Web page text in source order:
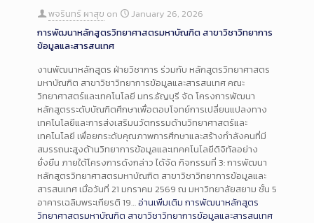
พจรินทร์ ผาสุข on
January 26, 2026
การพัฒนาหลักสูตรวิทยาศาสตรมหาบัณฑิต สาขาวิชาวิทยาการ
ข้อมูลและสารสนเทศ
งานพัฒนาหลักสูตร ฝ่ายวิชาการ ร่วมกับ หลักสูตรวิทยาศาสตร
มหาบัณฑิต สาขาวิชาวิทยาการข้อมูลและสารสนเทศ คณะ
วิทยาศาสตร์และเทคโนโลยี มทร.ธัญบุรี จัด โครงการพัฒนา
หลักสูตรระดับบัณฑิตศึกษาเพื่อตอบโจทย์การเปลี่ยนแปลงทาง
เทคโนโลยีและการส่งเสริมนวัตกรรมด้านวิทยาศาสตร์และ
เทคโนโลยี เพื่อยกระดับคุณภาพการศึกษาและสร้างกำลังคนที่มี
สมรรถนะสูงด้านวิทยาการข้อมูลและเทคคโนโลยีดิจิทัลอย่าง
ยั่งยืน ภายใต้โครงการดังกล่าว ได้จัด กิจกรรมที่ 3: การพัฒนา
หลักสูตรวิทยาศาสตรมหาบัณฑิต สาขาวิชาวิทยาการข้อมูลและ
สารสนเทศ เมื่อวันที่ 21 มกราคม 2569 ณ มหาวิทยาลัยสยาม ชั้น 5
อาคารเฉลิมพระเกียรติ 19…อ่านเพิ่มเติม การพัฒนาหลักสูตร
วิทยาศาสตรมหาบัณฑิต สาขาวิชาวิทยาการข้อมูลและสารสนเทศ